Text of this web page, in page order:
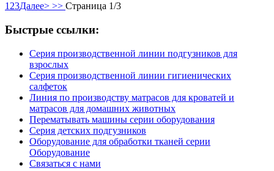
123Далее> >> Страница 1/3
Быстрые ссылки:
Серия производственной линии подгузников для
взрослых
Серия производственной линии гигиенических
салфеток
Линия по производству матрасов для кроватей и
матрасов для домашних животных
Перематывать машины серии оборудования
Серия детских подгузников
Оборудование для обработки тканей серии
Оборудование
Связаться с нами